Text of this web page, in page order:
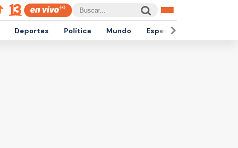
Deportes Política Mundo Espectáculos